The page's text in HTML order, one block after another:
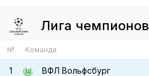
Лига чемпионов
№ Команда
1 ВФЛ Вольфсбург